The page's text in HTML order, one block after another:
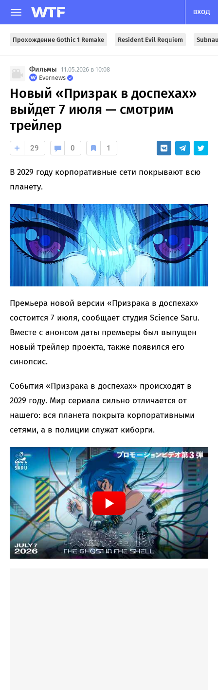
ВХОД
Прохождение Gothic 1 Remake Resident Evil Requiem
Фильмы
11.05.2026 в 10:08
Evernews
Новый «Призрак в доспехах»
выйдет 7 июля — смотрим
трейлер
29 0 1
В 2029 году корпоративные сети покрывают всю
планету.
Премьера новой версии «Призрака в доспехах»
состоится 7 июля, сообщает студия Science Saru.
Вместе с анонсом даты премьеры был выпущен
новый трейлер проекта, также появился его
синопсис.
События «Призрака в доспехах» происходят в
2029 году. Мир сериала сильно отличается от
нашего: вся планета покрыта корпоративными
сетями, а в полиции служат киборги.